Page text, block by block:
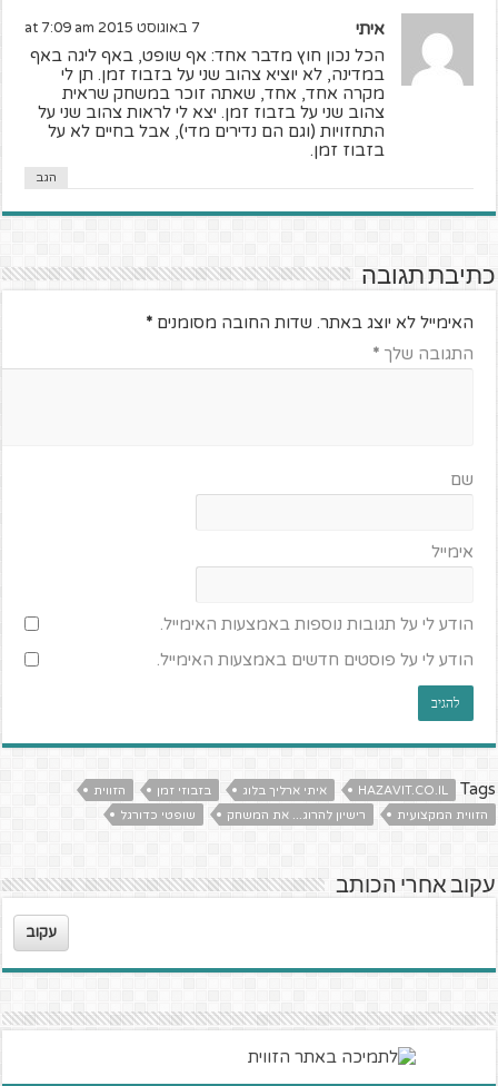
איתי 7 באוגוסט 2015 at 7:09 am
הכל נכון חוץ מדבר אחד: אף שופט, באף ליגה באף
במדינה, לא יוציא צהוב שני על בזבוז זמן. תן לי
מקרה אחד, אחד, שאתה זוכר במשחק שראית
צהוב שני על בזבוז זמן. יצא לי לראות צהוב שני על
התחזויות (וגם הם נדירים מדי), אבל בחיים לא על
בזבוז זמן.
הגב
כתיבת תגובה
האימייל לא יוצג באתר. שדות החובה מסומנים*
התגובה שלך*
שם
אימייל
הודע לי על תגובות נוספות באמצעות האימייל.
הודע לי על פוסטים חדשים באמצעות האימייל.
Tags
HAZAVIT.CO.IL איתי ארליך בלוג בזבוזי זמן
הזווית
הזווית המקצועית
רישיון להרוג... את המשחק שופטי כדורגל
עקוב אחרי הכותב
עקוב